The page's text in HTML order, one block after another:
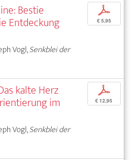
Bestie
Entdeckung
Vogl,Senkblei der
p
€ 5,95
kalte Herz
im
Vogl,Senkblei der
p
€ 12,95